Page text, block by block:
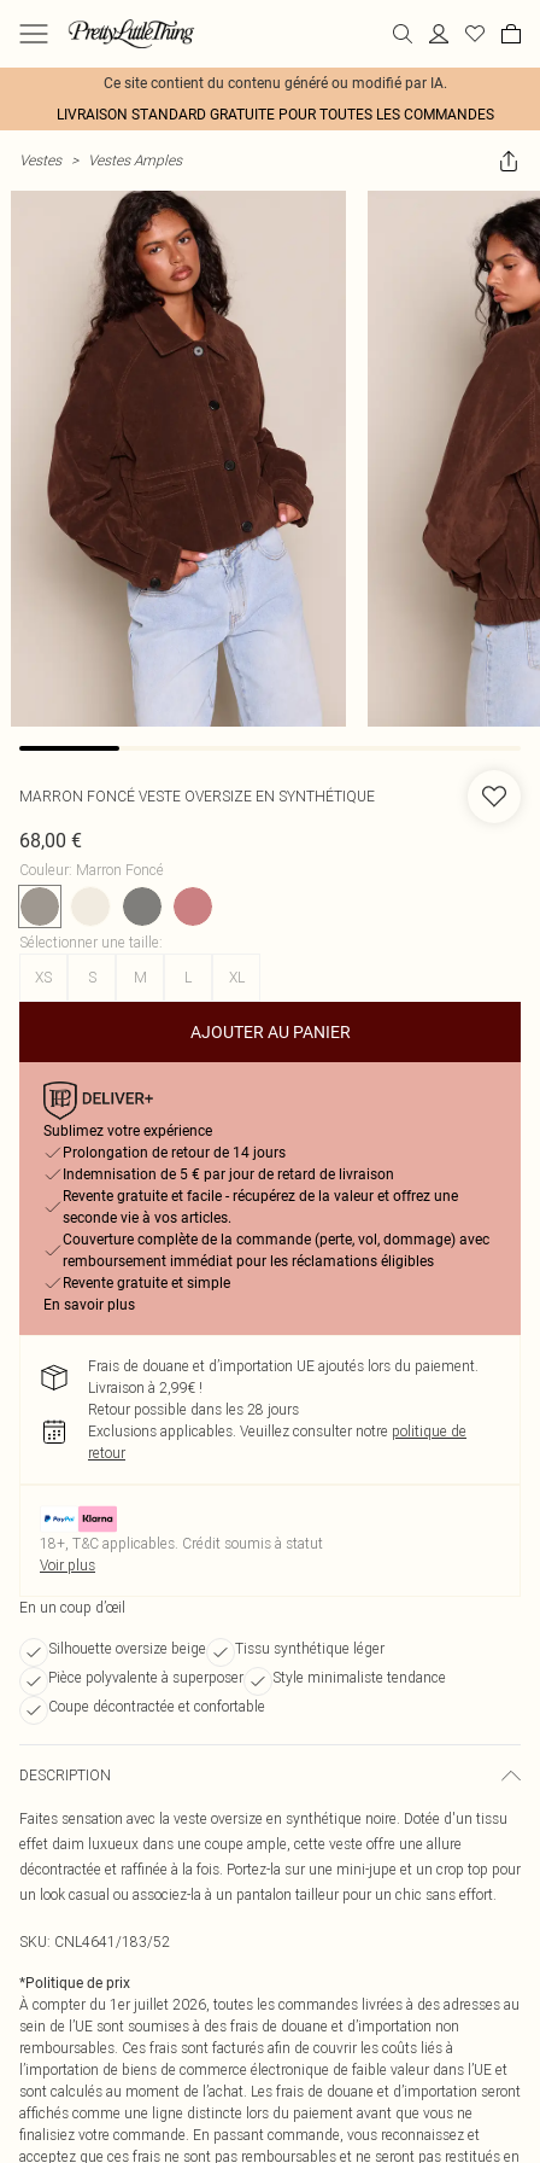
Ce site contient du contenu généré ou modifié par IA.
LIVRAISON STANDARD GRATUITE POUR TOUTES LES COMMANDES
Vestes > Vestes Amples
MARRON FONCÉ VESTE OVERSIZE EN SYNTHÉTIQUE
68,00 €
Couleur: Marron Foncé
Sélectionner une taille:
XS
S M L XL
AJOUTER AU PANIER
Sublimez votre expérience
Prolongation de retour de 14 jours
Indemnisation de 5 € par jour de retard de livraison
Revente gratuite et facile - récupérez de la valeur et offrez une
seconde vie à vos articles.
Couverture complète de la commande (perte, vol, dommage) avec
remboursement immédiat pour les réclamations éligibles
Revente gratuite et simple
En savoir plus
Frais de douane et d’importation UE ajoutés lors du paiement.
Livraison à 2,99€ !
Retour possible dans les 28 jours
Exclusions applicables. Veuillez consulter notre politique de
retour
18+, T&C applicables. Crédit soumis à statut
Voir plus
En un coup d’œil
Silhouette oversize beige
Tissu synthétique léger
Pièce polyvalente à superposer
Style minimaliste tendance
Coupe décontractée et confortable
DESCRIPTION
Faites sensation avec la veste oversize en synthétique noire. Dotée d'un tissu
effet daim luxueux dans une coupe ample, cette veste offre une allure
décontractée et raffinée à la fois. Portez-la sur une mini-jupe et un crop top pour
un look casual ou associez-la à un pantalon tailleur pour un chic sans effort.
SKU: CNL4641/183/52
*Politique de prix
À compter du 1er juillet 2026, toutes les commandes livrées à des adresses au
sein de l’UE sont soumises à des frais de douane et d’importation non
remboursables. Ces frais sont facturés afin de couvrir les coûts liés à
l’importation de biens de commerce électronique de faible valeur dans l’UE et
sont calculés au moment de l’achat. Les frais de douane et d’importation seront
affichés comme une ligne distincte lors du paiement avant que vous ne
finalisiez votre commande. En passant commande, vous reconnaissez et
acceptez que ces frais ne sont pas remboursables et ne seront pas restitués en